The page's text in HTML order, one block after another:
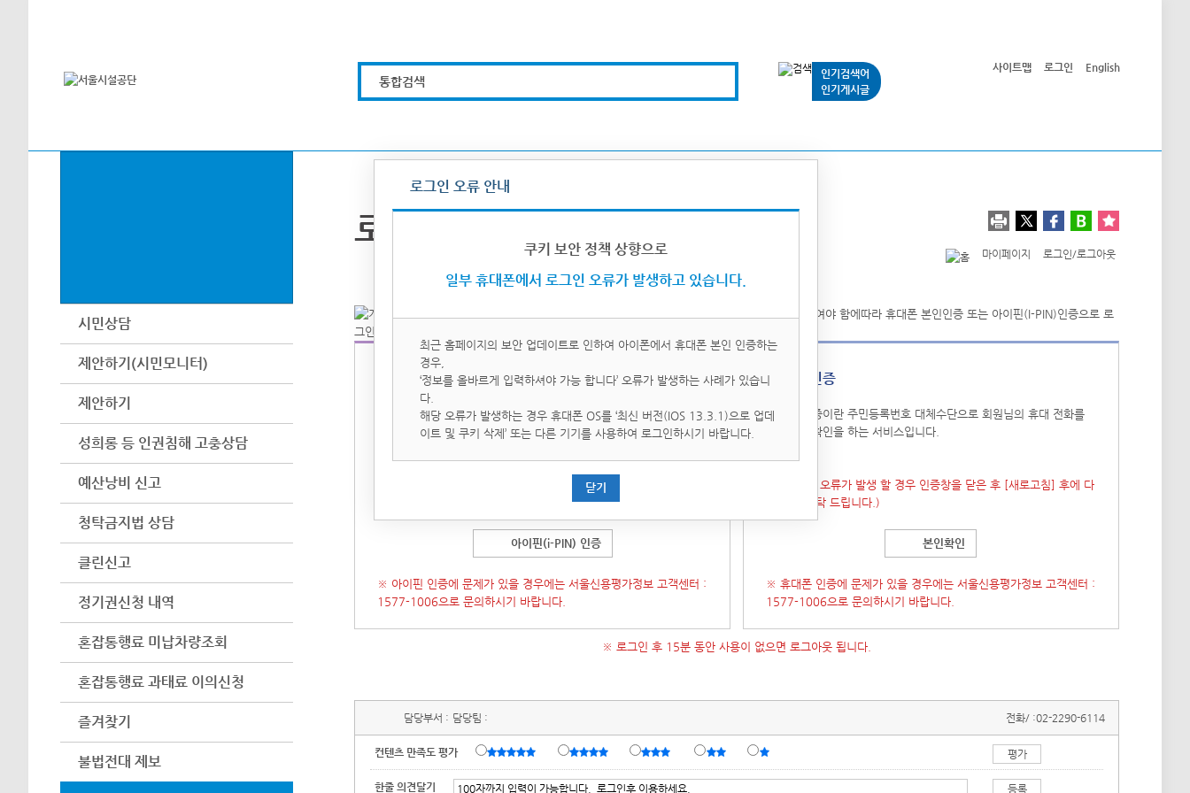
통합검색
인기검색어
인기게시글
사이트맵 로그인 English
시민상담
제안하기(시민모니터)
제안하기
성희롱 등 인권침해 고충상담
예산낭비 신고
청탁금지법 상담
클린신고
정기권신청 내역
혼잡통행료 미납차량조회
혼잡통행료 과태료 이의신청
즐겨찾기
불법전대 제보
로그인/로그아웃
마이페이지 로그인/로그아웃
로그인 오류 안내
쿠키 보안 정책 상향으로
일부 휴대폰에서 로그인 오류가 발생하고 있습니다.
최근 홈페이지의 보안 업데이트로 인하여 아이폰에서 휴대폰 본인 인증하는
경우,
‘정보를 올바르게 입력하셔야 가능 합니다’ 오류가 발생하는 사례가 있습니
다.
해당 오류가 발생하는 경우 휴대폰 OS를 ‘최신 버전(IOS 13.3.1)으로 업데
이트 및 쿠키 삭제’ 또는 다른 기기를 사용하여 로그인하시기 바랍니다.
닫기
아이핀(i-PIN)은 인터넷상의 개인식별번호를 의미하며, 대면확인이
어려운 인터넷에서 주민등록번호를 사용하지 않고도 본인임을 확인할
(인증 창이 오류가 발생 할 경우 인증창을 닫은 후
아이핀(i-PIN) 인증
※ 아이핀 인증에 문제가 있을 경우에는 서울신용평가정보 고객센터 :
1577-1006으로 문의하시기 바랍니다.
휴대폰 인증
휴대폰 인증이란 주민등록번호 대체수단으로 회원님의 휴대 전화를
통해 본인확인을 하는 서비스입니다.
(인증 창이 오류가 발생 할 경우 인증창을 닫은 후 [새로고침] 후에 다
시 시도 부탁 드립니다.)
본인확인
※ 휴대폰 인증에 문제가 있을 경우에는 서울신용평가정보 고객센터 :
1577-1006으로 문의하시기 바랍니다.
※ 로그인 후 15분 동안 사용이 없으면 로그아웃 됩니다.
담당부서 : 담당팀 : 전화/ :02-2290-6114
컨텐츠 만족도 평가
한줄 의견달기